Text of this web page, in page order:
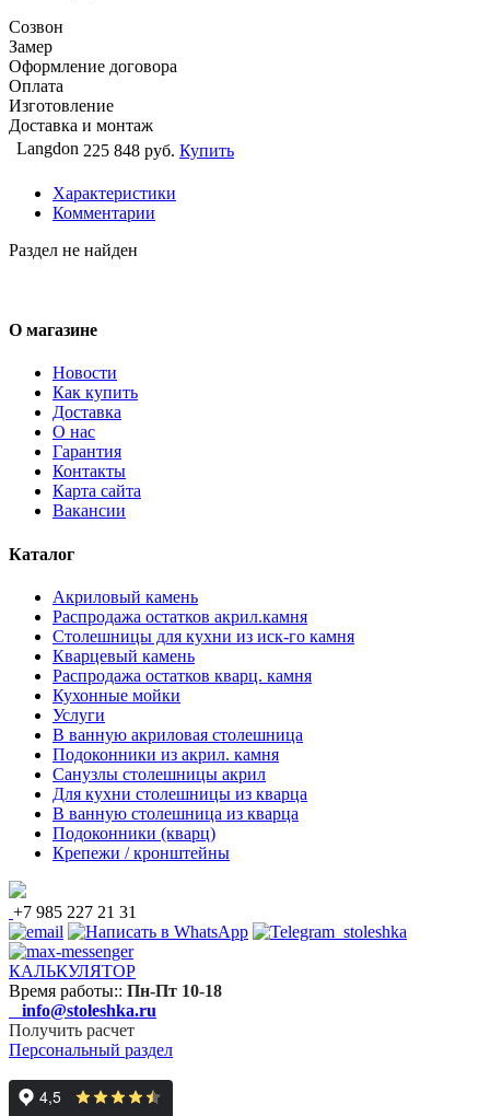
Созвон
Замер
Оформление договора
Оплата
Изготовление
Доставка и монтаж
Langdon 225 848 руб. Купить
Характеристики
Комментарии
Раздел не найден
О магазине
Новости
Как купить
Доставка
О нас
Гарантия
Контакты
Карта сайта
Вакансии
Каталог
Акриловый камень
Распродажа остатков акрил.камня
Столешницы для кухни из иск-го камня
Кварцевый камень
Распродажа остатков кварц. камня
Кухонные мойки
Услуги
В ванную акриловая столешница
Подоконники из акрил. камня
Санузлы столешницы акрил
Для кухни столешницы из кварца
В ванную столешница из кварца
Подоконники (кварц)
Крепежи / кронштейны
+7 985 227 21 31
КАЛЬКУЛЯТОР
Время работы:: Пн-Пт 10-18
info@stoleshka.ru
Получить расчет
Персональный раздел